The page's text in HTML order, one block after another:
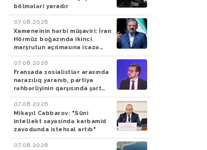
tiryək aşkarlayıblar-
FOTO
bölmələri yaradır
07.08.2026
Xameneinin hərbi müşaviri: İran
Hörmüz boğazında ikinci
marşrutun açılmasına icazə
verməyəcək
07.08.2026
Fransada sosialistlər arasında
narazılıq yaranıb, partiya
rəhbərliyinin qarşısında şərt
qoyulub
07.08.2026
Mikayıl Cabbarov: "Süni
intellekt sayəsində karbamid
zavodunda istehsal artıb"
07.08.2026